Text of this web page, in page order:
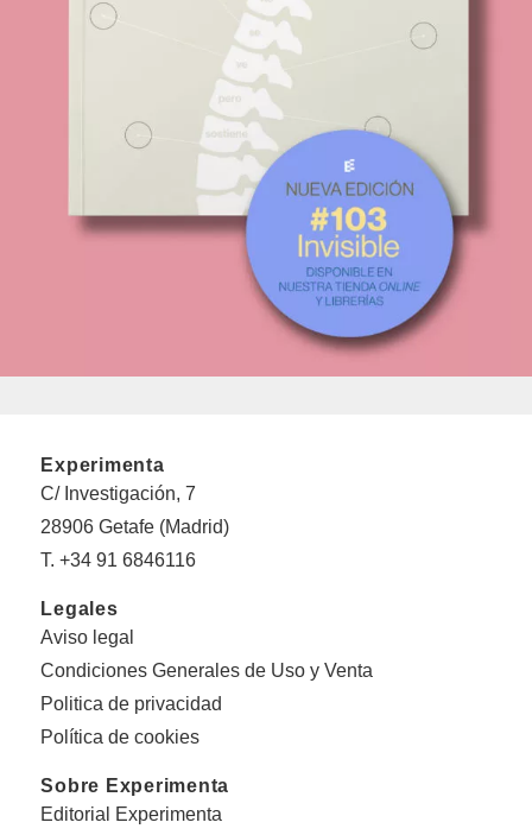
Experimenta
C/ Investigación, 7
28906 Getafe (Madrid)
T. +34 91 6846116
Legales
Aviso legal
Condiciones Generales de Uso y Venta
Politica de privacidad
Política de cookies
Sobre Experimenta
Editorial Experimenta